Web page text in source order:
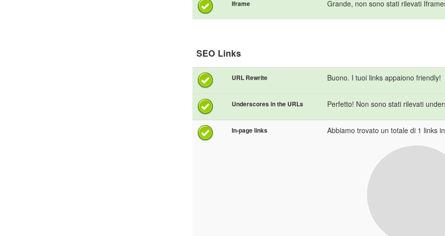
Iframe Grande, non sono stati rilevati
SEO Links
URL Rewrite Buono. I tuoi links appaiono friendly!
Underscores in the URLs Perfetto! Non sono stati rilevati
In-page links Abbiamo trovato un totale di 1 links